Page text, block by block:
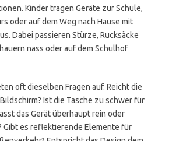
Kinder tragen Geräte zur Schule,
oder auf dem Weg nach Hause mit
Dabei passieren Stürze, Rucksäcke
nass oder auf dem Schulhof
oft dieselben Fragen auf. Reicht die
Ist die Tasche zu schwer für
das Gerät überhaupt rein oder
Gibt es reflektierende Elemente für